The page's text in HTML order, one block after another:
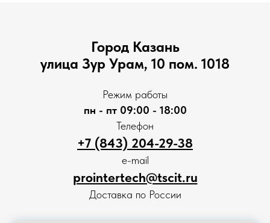
Город Казань
улица Зур Урам, 10 пом. 1018
Режим работы
пн - пт 09:00 - 18:00
Телефон
+7 (843) 204-29-38
e-mail
prointertech@tscit.ru
Доставка по России